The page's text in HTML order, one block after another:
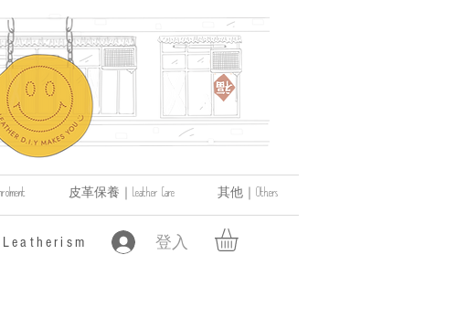
皮革保養｜Leather Care 其他｜Others
登入